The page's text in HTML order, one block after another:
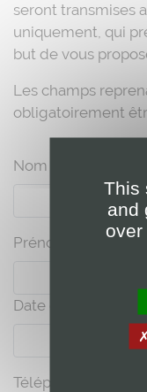
seront transmises
uniquement, qui
but de vous
Les champs
obligatoirement
Nom *
Prénom*
Date de naissance*
Téléphone *
This
and